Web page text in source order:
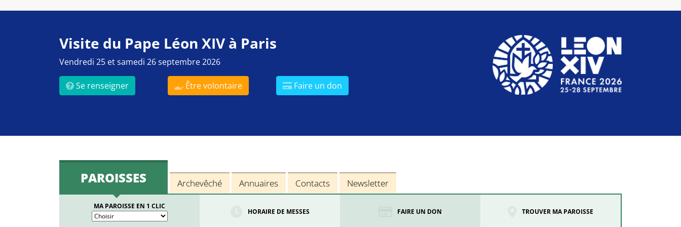
Visite du Pape Léon XIV à Paris
Vendredi 25 et samedi 26 septembre 2026
Se renseigner Être volontaire Faire un don
PAROISSES Archevêché Annuaires Contacts Newsletter
MA PAROISSE EN 1 CLIC
HORAIRE DE MESSES FAIRE UN DON TROUVER MA PAROISSE